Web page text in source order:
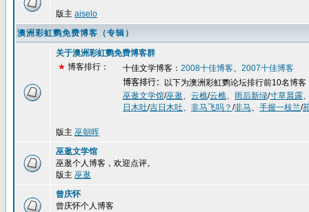
版主 aiselo
澳洲彩虹鹦免费博客（专辑）
关于澳洲彩虹鹦免费博客群
★ 博客排行： 十佳文学博客： 2008十佳博客、 2007十佳博客
博客排行：
以下为澳洲彩虹鹦论坛排行前10名博客
巫逖文学馆/巫逖、 云樵/云樵、 雨后新绿/寸草晨露
日木吐/吉日木吐、 非马飞吗？ /非马、 手握一枝兰/
版主 巫朝晖
巫逖文学馆
巫逖个人博客，欢迎点评。
版主 巫逖
曾庆怀
曾庆怀个人博客